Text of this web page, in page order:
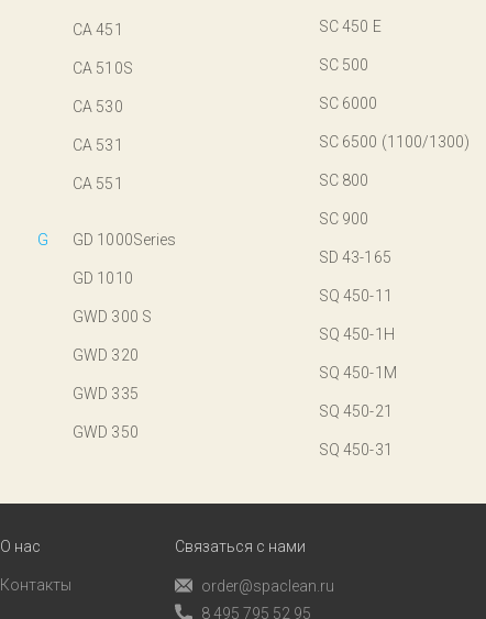
CA 451
CA 510S
CA 530
CA 531
CA 551
G GD 1000Series
GD 1010
GWD 300 S
GWD 320
GWD 335
GWD 350
SC 450 E
SC 500
SC 6000
SC 6500 (1100/1300)
SC 800
SC 900
SD 43-165
SQ 450-11
SQ 450-1H
SQ 450-1M
SQ 450-21
SQ 450-31
О нас
Контакты
Связаться с нами
order@spaclean.ru
8 495 795 52 95